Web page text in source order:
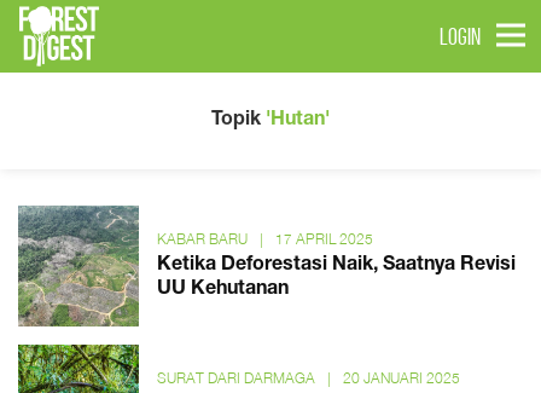
LOGIN
Topik 'Hutan'
KABAR BARU | 17 APRIL 2025
Ketika Deforestasi Naik, Saatnya Revisi
UU Kehutanan
SURAT DARI DARMAGA | 20 JANUARI 2025